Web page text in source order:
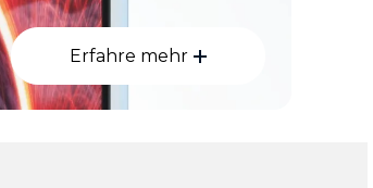
Erfahre mehr